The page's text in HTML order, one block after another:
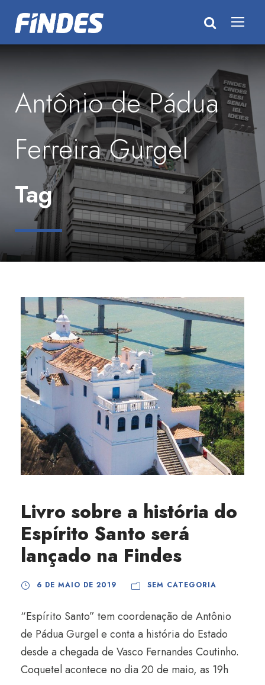
Antônio de Pádua
Ferreira Gurgel
Tag
Livro sobre a história do
Espírito Santo será
lançado na Findes
6 DE MAIO DE 2019 SEM CATEGORIA
“Espírito Santo” tem coordenação de Antônio
de Pádua Gurgel e conta a história do Estado
desde a chegada de Vasco Fernandes Coutinho.
Coquetel acontece no dia 20 de maio, as 19h